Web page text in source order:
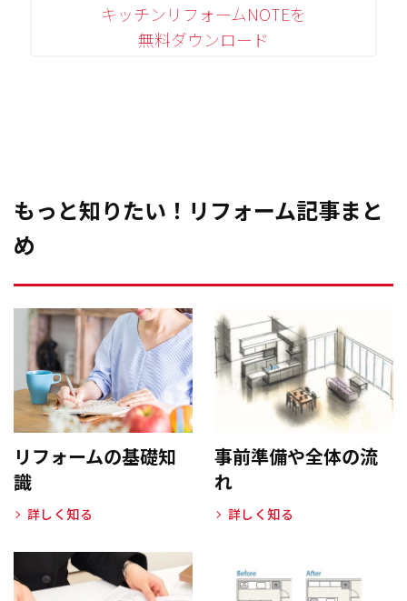
キッチンリフォームNOTEを
無料ダウンロード
もっと知りたい！リフォーム記事まと
め
リフォームの基礎知
識
詳しく知る
事前準備や全体の流
れ
詳しく知る